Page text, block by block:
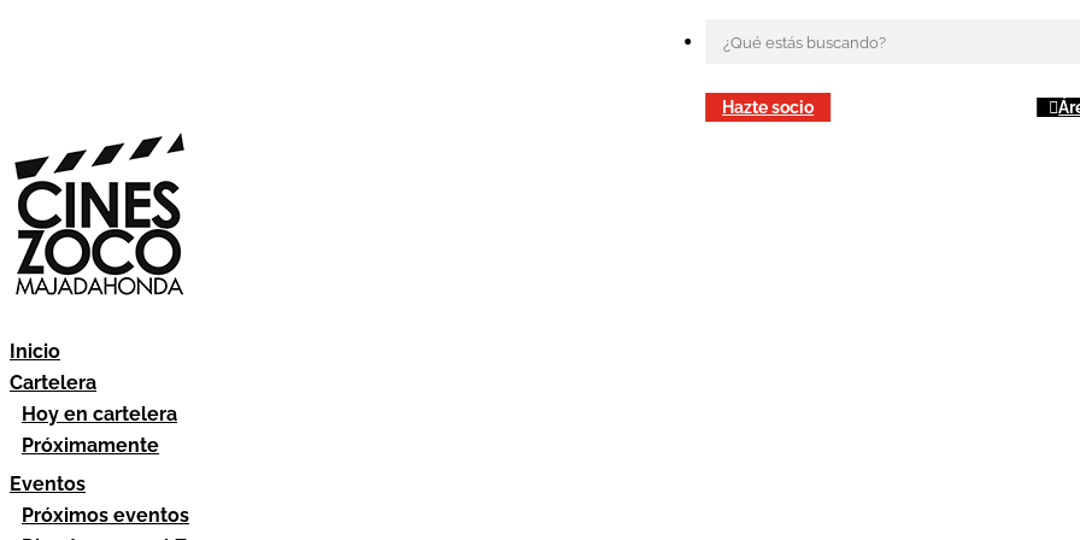
Hazte socio
Inicio
Cartelera
Hoy en cartelera
Próximamente
Eventos
Próximos eventos